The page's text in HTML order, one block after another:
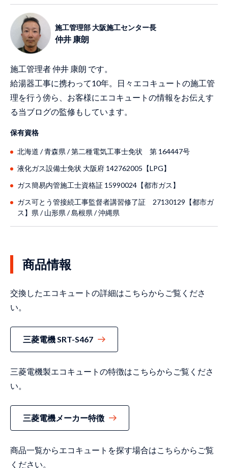
施工管理部 大阪施工センター長
仲井 康朗
施工管理者 仲井 康朗 です。
給湯器工事に携わって10年。日々エコキュートの施工管
理を行う傍ら、お客様にエコキュートの情報をお伝えす
る当ブログの監修もしています。
保有資格
北海道 / ⻘森県 / 第二種電気工事士免状 第 164447号
液化ガス設備士免状 大阪府 142762005【LPG】
ガス簡易内管施工士資格証 15990024【都市ガス】
ガス可とう管接続工事監督者講習修了証 27130129【都市ガ
ス】県 / ⼭形県 / 島根県 / 沖縄県
商品情報
交換したエコキュートの詳細はこちらからご覧くださ
い。
三菱電機 SRT-S467
三菱電機製エコキュートの特徴はこちらからご覧くださ
い。
三菱電機メーカー特徴
商品一覧からエコキュートを探す場合はこちらからご覧
ください。